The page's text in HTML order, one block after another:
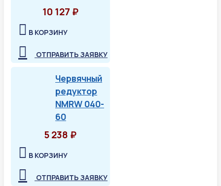
10 127 ₽
В КОРЗИНУ
ОТПРАВИТЬ ЗАЯВКУ
Червячный
редуктор
NMRW 040-
60
5 238 ₽
В КОРЗИНУ
ОТПРАВИТЬ ЗАЯВКУ